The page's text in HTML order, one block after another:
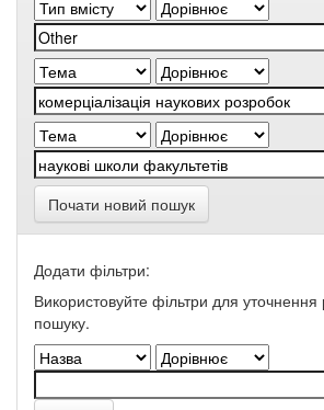
Почати новий пошук
Додати фільтри:
Використовуйте фільтри для уточнення
пошуку.